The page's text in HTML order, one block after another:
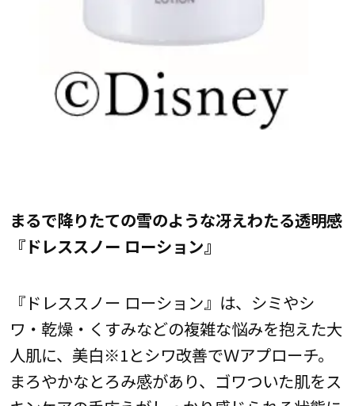
まるで降りたての雪のような冴えわたる透明感
『ドレススノー ローション』
『ドレススノー ローション』は、シミやシ
ワ・乾燥・くすみなどの複雑な悩みを抱えた大
人肌に、美白※1とシワ改善でＷアプローチ。
まろやかなとろみ感があり、ゴワついた肌をス